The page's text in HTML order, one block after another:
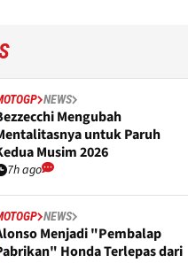
NEWS
Mengubah
untuk Paruh
Musim 2026
7h ago
NEWS
Menjadi "Pembalap
Honda Terlepas dari